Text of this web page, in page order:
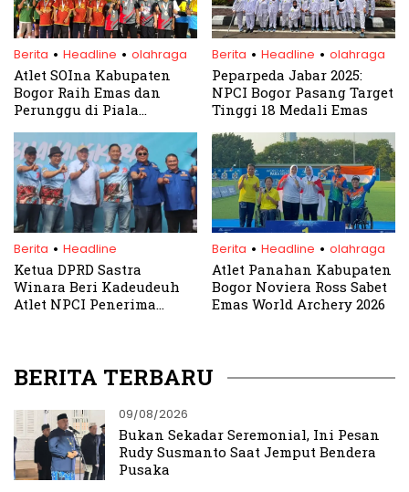
Berita . Headline . olahraga
Atlet SOIna Kabupaten
Bogor Raih Emas dan
Perunggu di Piala
Berita . Headline . olahraga
Peparpeda Jabar 2025:
NPCI Bogor Pasang Target
Tinggi 18 Medali Emas
Berita . Headline
Ketua DPRD Sastra
Winara Beri Kadeudeuh
Atlet NPCI Penerima
Berita . Headline . olahraga
Atlet Panahan Kabupaten
Bogor Noviera Ross Sabet
Emas World Archery 2026
BERITA TERBARU
09/08/2026
Bukan Sekadar Seremonial, Ini Pesan
Rudy Susmanto Saat Jemput Bendera
Pusaka